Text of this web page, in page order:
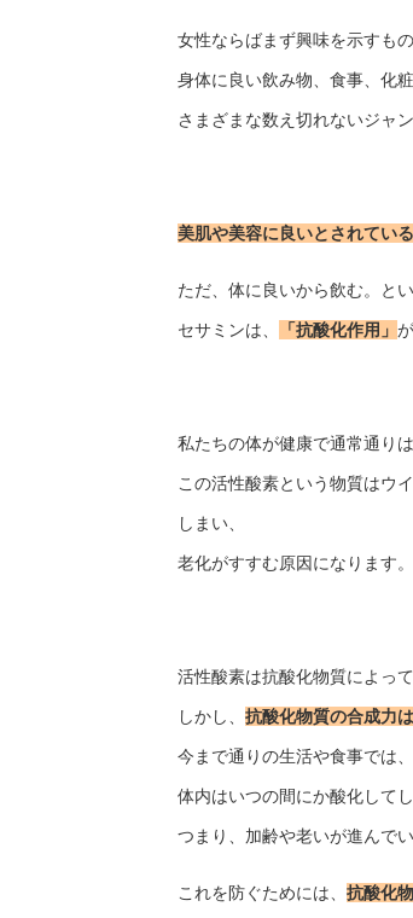
女性ならばまず興味を示すも
身体に良い飲み物、食事、化
さまざまな数え切れないジャ
美肌や美容に良いとされてい
ただ、体に良いから飲む。と
セサミンは、 「抗酸化作用」
私たちの体が健康で通常通り
この活性酸素という物質はウ
しまい、
老化がすすむ原因になります。
活性酸素は抗酸化物質によっ
しかし、 抗酸化物質の合成力
今まで通りの生活や食事では
体内はいつの間にか酸化して
つまり、加齢や老いが進んでい
これを防ぐためには、 抗酸化